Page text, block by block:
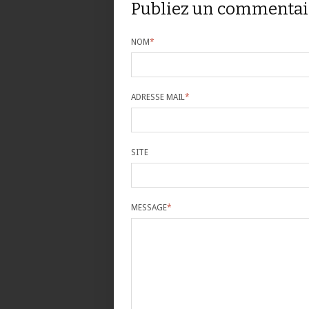
Publiez un
NOM*
ADRESSE MAIL*
SITE
MESSAGE*